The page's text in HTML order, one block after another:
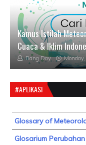
Kamus Istilah
Cuaca & Iklim
Bang Day
#APLIKASI
Glossary of
Glosarium Perubahan